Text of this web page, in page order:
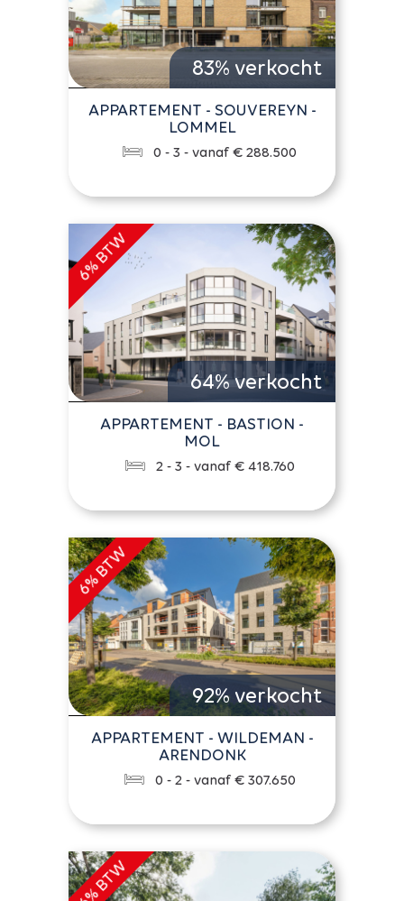
83% verkocht
APPARTEMENT - SOUVEREYN -
LOMMEL
0 - 3 - vanaf € 288.500
64% verkocht
APPARTEMENT - BASTION -
MOL
2 - 3 - vanaf € 418.760
92% verkocht
APPARTEMENT - WILDEMAN -
ARENDONK
0 - 2 - vanaf € 307.650